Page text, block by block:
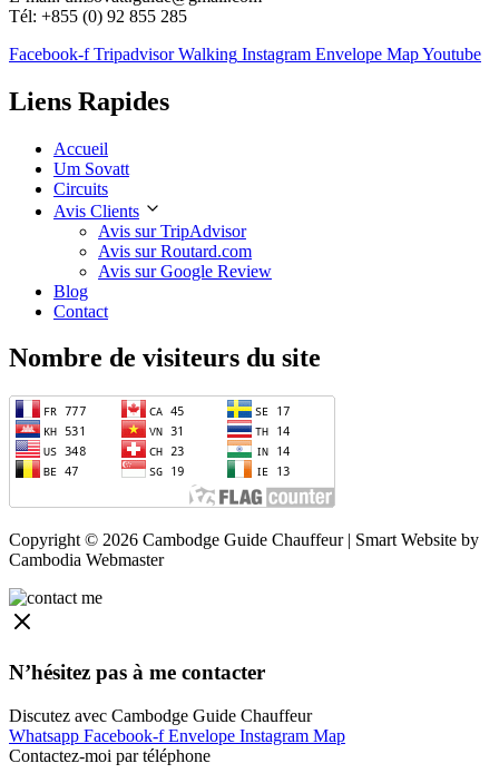
Tél: +855 (0) 92 855 285
Facebook-f Tripadvisor Walking Instagram Envelope MapYoutube
Liens Rapides
Accueil
Um Sovatt
Circuits
Avis Clients
Avis sur TripAdvisor
Avis sur Routard.com
Avis sur Google Review
Blog
Contact
Nombre de visiteurs du site
Copyright © 2026 Cambodge Guide Chauffeur | Smart Website by
Cambodia Webmaster
N’hésitez pas à me contacter
Discutez avec Cambodge Guide Chauffeur
Whatsapp Facebook-f Envelope Instagram Map
Contactez-moi par téléphone